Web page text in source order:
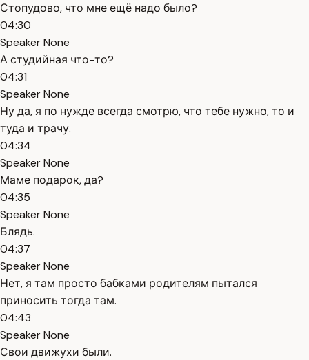
Стопудово, что мне ещё надо было?
04:30
Speaker None
А студийная что-то?
04:31
Speaker None
Ну да, я по нужде всегда смотрю, что тебе нужно, то и
туда и трачу.
04:34
Speaker None
Маме подарок, да?
04:35
Speaker None
Блядь.
04:37
Speaker None
Нет, я там просто бабками родителям пытался
приносить тогда там.
04:43
Speaker None
Свои движухи были.